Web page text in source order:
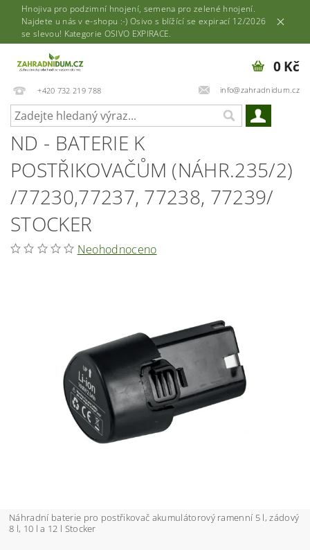
Hnojiva pro podzimní hnojení, semena pro zelené hnojení.
Najdete u nás v e-shopu :-) Osivo s blížící se expirací 12/2026
se slevou! Kategorie OSIVO EXPIRACE.
+420 732 219 788 info@zahradnidum.cz
0 Kč
ND - BATERIE K
POSTŘIKOVAČŮM (NÁHR.235/2)
/77230,77237, 77238, 77239/
STOCKER
Neohodnoceno
Náhradní baterie pro postřikovač akumulátorový ramenní 5 l, zádový
8 l, 10 l a 12 l Stocker